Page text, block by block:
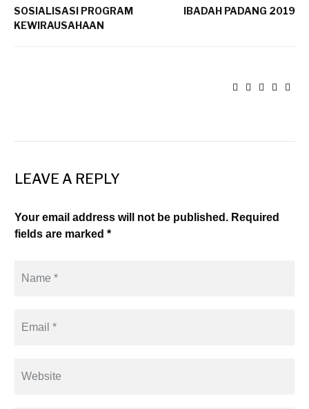
SOSIALISASI PROGRAM
KEWIRAUSAHAAN
IBADAH PADANG 2019
LEAVE A REPLY
Your email address will not be published. Required
fields are marked *